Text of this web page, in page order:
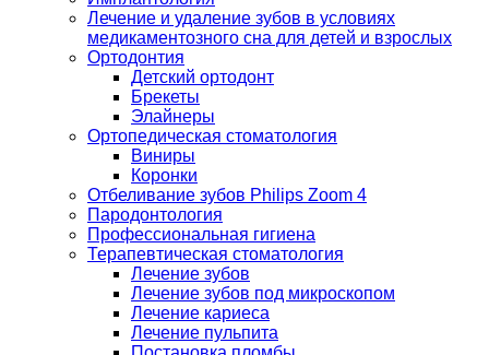
Лечение и удаление зубов в условиях
медикаментозного сна для детей и взрослых
Ортодонтия
Детский ортодонт
Брекеты
Элайнеры
Ортопедическая стоматология
Виниры
Коронки
Отбеливание зубов Philips Zoom 4
Пародонтология
Профессиональная гигиена
Терапевтическая стоматология
Лечение зубов
Лечение зубов под микроскопом
Лечение кариеса
Лечение пульпита